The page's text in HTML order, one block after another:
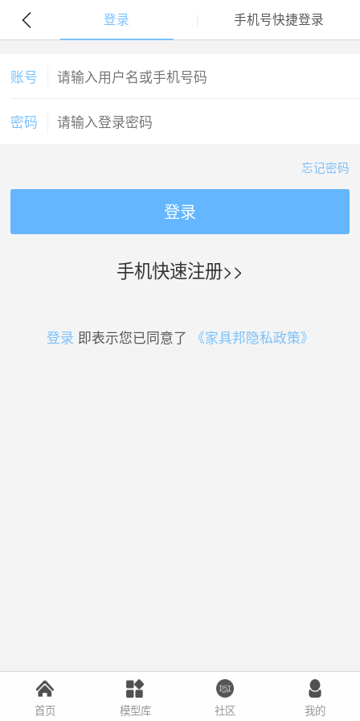
登录 手机号快捷登录
账号
密码
忘记密码
登录
手机快速注册>>
登录 即表示您已同意了 《家具邦隐私政策》
首页 模型库 社区 我的